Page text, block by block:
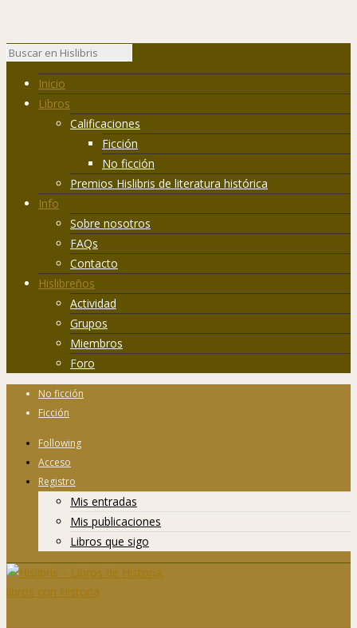
Inicio
Libros
Calificaciones
Ficción
No ficción
Premios Hislibris de literatura histórica
Info
Sobre nosotros
FAQs
Contacto
Hislibreños
Actividad
Grupos
Miembros
Foro
No ficción
Ficción
Following
Acceso
Registro
Mis entradas
Mis publicaciones
Libros que sigo